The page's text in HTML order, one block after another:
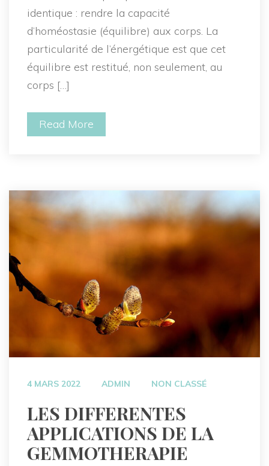
identique : rendre la capacité
d’homéostasie (équilibre) aux corps. La
particularité de l’énergétique est que cet
équilibre est restitué, non seulement, au
corps […]
Read More
4 MARS 2022 ADMIN NON CLASSÉ
LES DIFFERENTES
APPLICATIONS DE LA
GEMMOTHERAPIE